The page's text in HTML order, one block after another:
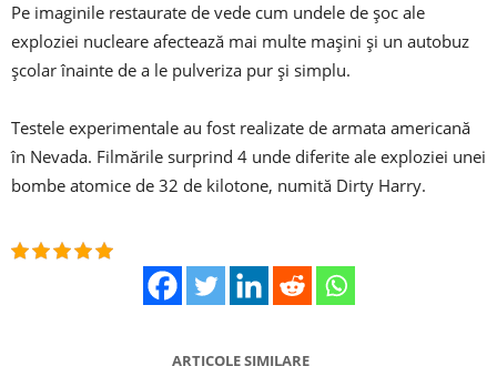
Pe imaginile restaurate de vede cum undele de șoc ale
exploziei nucleare afectează mai multe mașini și un autobuz
școlar înainte de a le pulveriza pur și simplu.
Testele experimentale au fost realizate de armata americană
în Nevada. Filmările surprind 4 unde diferite ale exploziei unei
bombe atomice de 32 de kilotone, numită Dirty Harry.
ARTICOLE SIMILARE